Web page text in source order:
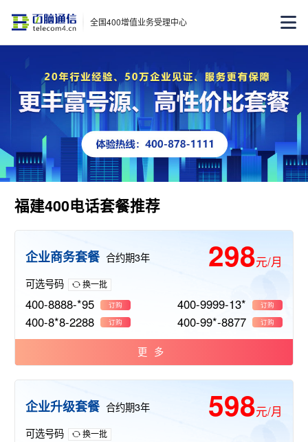
全国400增值业务受理中心
福建400电话套餐推荐
企业商务套餐 合约期3年 298元/月
可选号码 换一批
400-8888-*95 订购 400-9999-13* 订购
400-8*8-2288 订购 400-99*-8877 订购
更多
企业升级套餐 合约期3年 598元/月
可选号码 换一批